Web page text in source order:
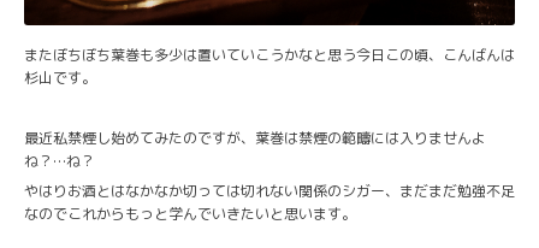
またぼちぼち葉巻も多少は置いていこうかなと思う今日この頃、こんばんは
杉山です。
最近私禁煙し始めてみたのですが、葉巻は禁煙の範疇には入りませんよ
ね？…ね？
やはりお酒とはなかなか切っては切れない関係のシガー、まだまだ勉強不足
なのでこれからもっと学んでいきたいと思います。